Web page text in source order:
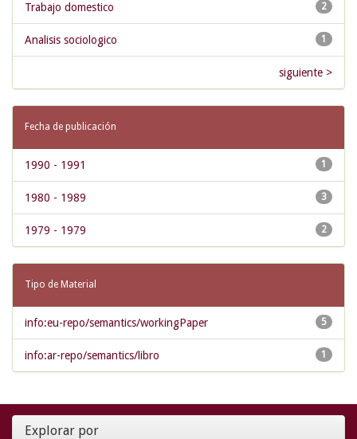
2
Trabajo domestico
1
Analisis sociologico
siguiente >
Fecha de publicación
1
1990 - 1991
3
1980 - 1989
2
1979 - 1979
Tipo de Material
5
info:eu-repo/semantics/workingPaper
1
info:ar-repo/semantics/libro
Explorar por